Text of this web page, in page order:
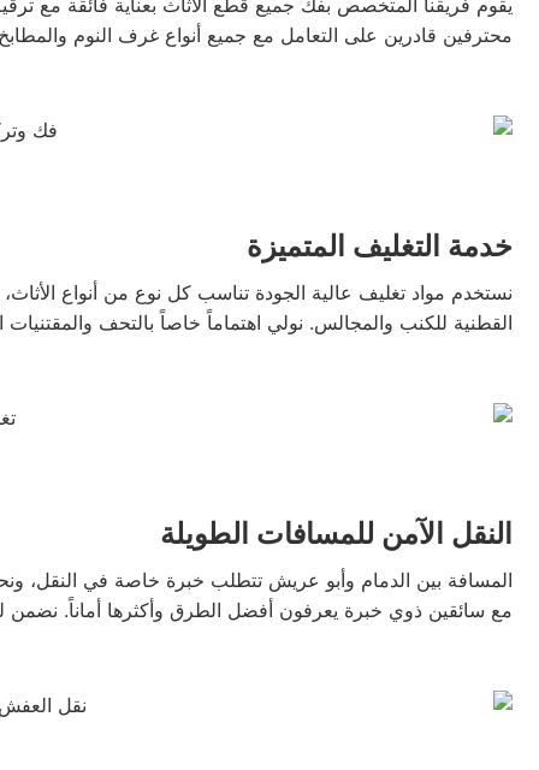
يقوم فريقنا المتخصص بفك جميع قطع الأثاث بعناية فائقة مع
محترفين قادرين على التعامل مع جميع أنواع غرف النوم
خدمة التغليف المتميزة
نستخدم مواد تغليف عالية الجودة تناسب كل نوع من أنواع
القطنية للكنب والمجالس. نولي اهتماماً خاصاً بالتحف والمقتنيات
النقل الآمن للمسافات الطويلة
المسافة بين الدمام وأبو عريش تتطلب خبرة خاصة في النقل،
مع سائقين ذوي خبرة يعرفون أفضل الطرق وأكثرها أماناً. نضمن